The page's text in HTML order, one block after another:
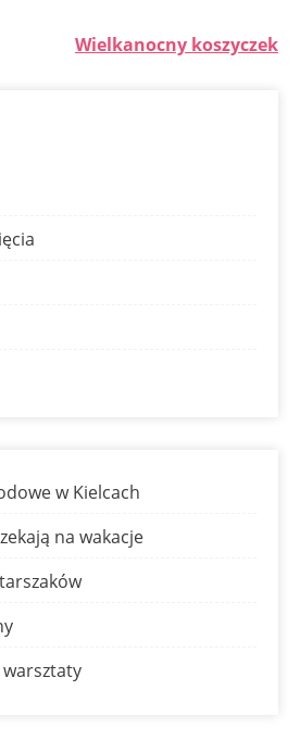
Wielkanocny koszyczek
w Kielcach
na wakacje